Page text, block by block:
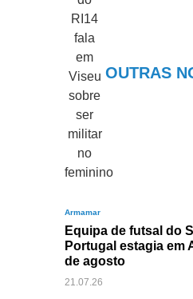
OUTRAS
Armamar
Equipa de futsal do
Portugal estagia em
de agosto
21.07.26